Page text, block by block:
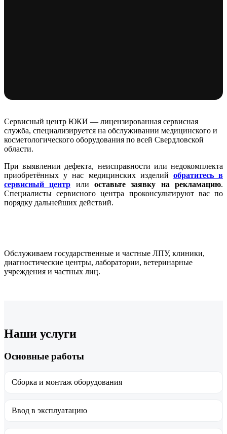
Сервисный центр ЮКИ
Лицензированное обслуживание медицинского и
косметологического оборудования
Связаться Вопросы и ответы
Сервисный центр ЮКИ — лицензированная сервисная
служба, специализируется на обслуживании медицинского и
косметологического оборудования по всей Свердловской
области.
При выявлении дефекта, неисправности или недокомплекта
приобретённых у нас медицинских изделий обратитесь в
сервисный центр илиоставьте заявку на рекламацию.
Специалисты сервисного центра проконсультируют вас по
порядку дальнейших действий.
Обслуживаем государственные и частные ЛПУ, клиники,
диагностические центры, лаборатории, ветеринарные
учреждения и частных лиц.
Наши услуги
Основные работы
Сборка и монтаж оборудования
Ввод в эксплуатацию